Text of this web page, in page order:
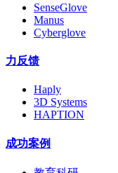
SenseGlove
Manus
Cyberglove
力反馈
Haply
3D Systems
HAPTION
成功案例